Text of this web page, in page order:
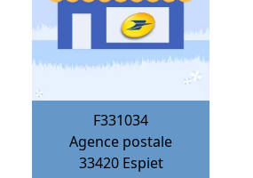
F331034
Agence postale
33420 Espiet